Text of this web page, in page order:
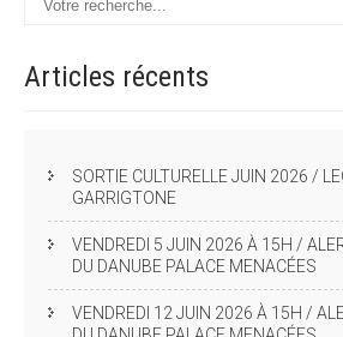
Articles récents
SORTIE CULTURELLE JUIN 2026 /
GARRIGTONE
VENDREDI 5 JUIN 2026 À 15H /
DU DANUBE PALACE MENACÉES
VENDREDI 12 JUIN 2026 À 15H /